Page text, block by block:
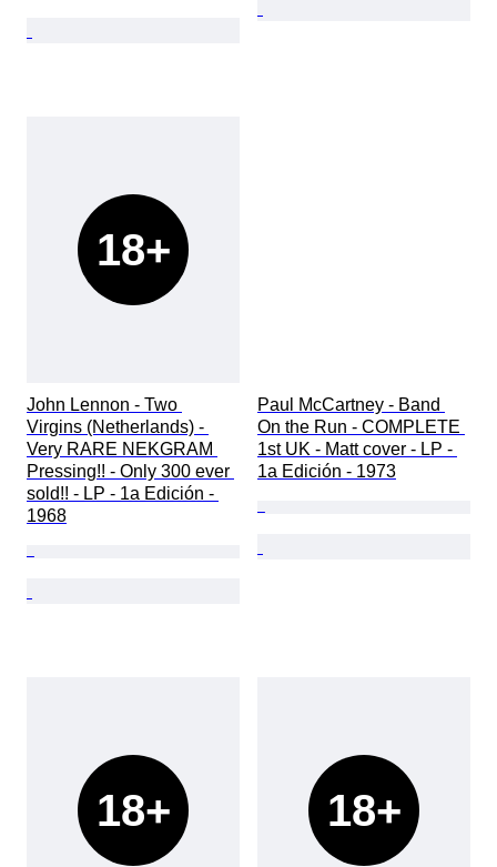
18+
John Lennon - Two
Virgins (Netherlands) -
Very RARE NEKGRAM
Pressing!! - Only 300 ever
sold!! - LP - 1a Edición -
1968
Paul McCartney - Band
On the Run - COMPLETE
1st UK - Matt cover - LP -
1a Edición - 1973
18+ 18+